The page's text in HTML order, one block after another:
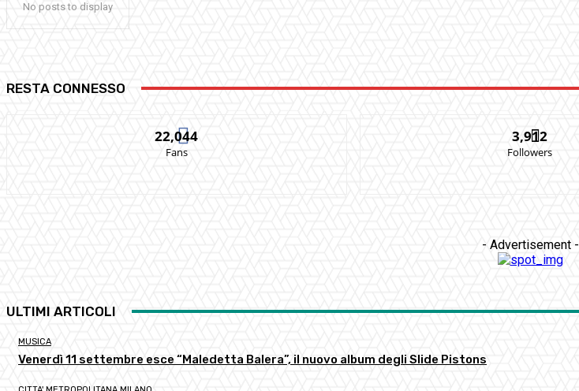
No posts to display
RESTA CONNESSO
22,044
Fans
3,912
Followers
- Advertisement -
ULTIMI ARTICOLI
MUSICA
Venerdì 11 settembre esce “Maledetta Balera”, il nuovo album degli Slide Pistons